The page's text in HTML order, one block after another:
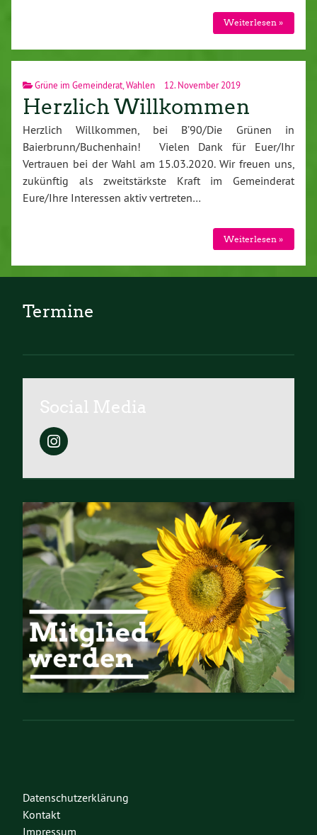
Weiterlesen »
Grüne im Gemeinderat Wahlen 12. November 2019
Herzlich Willkommen
Herzlich Willkommen, bei B’90/Die Grünen in
Baierbrunn/Buchenhain! Vielen Dank für Euer/Ihr
Vertrauen bei der Wahl am 15.03.2020. Wir freuen uns,
zukünftig als zweitstärkste Kraft im Gemeinderat
Eure/Ihre Interessen aktiv vertreten…
Weiterlesen »
Termine
Social Media
Datenschutzerklärung
Kontakt
Impressum